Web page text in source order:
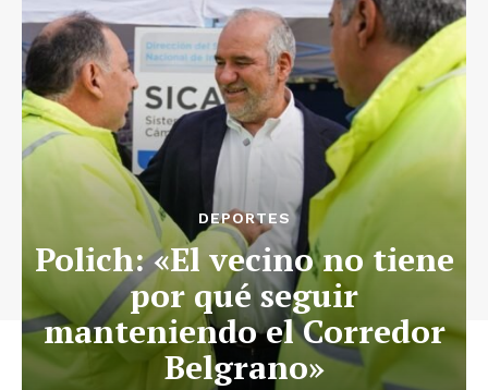
DEPORTES
Polich: «El vecino no tiene
por qué seguir
manteniendo el Corredor
Belgrano»